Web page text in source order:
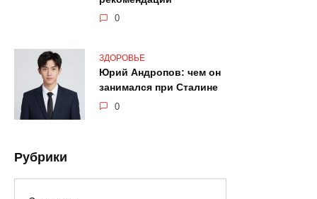
0
ЗДОРОВЬЕ
Юрий Андропов: чем он
занимался при Сталине
0
Рубрики